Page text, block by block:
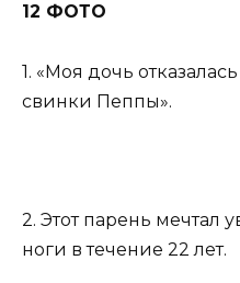
12 ФОТО
1. «Моя дочь
свинки Пеппы».
2. Этот парень мечтал
ноги в течение 22 лет.